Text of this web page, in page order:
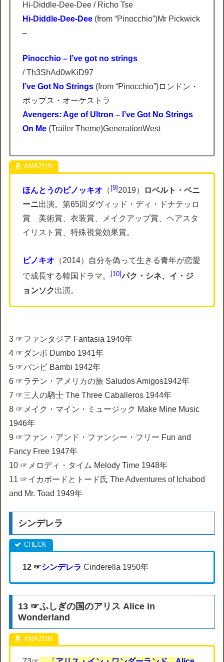
Hi-Diddle-Dee-Dee / Richo Tse
Hi-Diddle-Dee-Dee (from “Pinocchio”)Mr Pickwick
–
Pinocchio – I’ve got no strings
/ Th3ShAd0wKiD97
I’ve Got No Strings (from “Pinocchio”)ロンドン・
ポップス・オーケストラ
Avengers: Age of Ultron – I’ve Got No Strings
On Me (Trailer Theme)GenerationWest
ほんとうのピノッキオ （ 9 2019）
ロベルト・ベニ
ーニ出演。第65回ダヴィッド・ディ・ドナテッロ
賞 美術賞、衣装賞、メイクアップ賞、ヘアスタ
イリスト賞、特殊視覚効果賞。
ピノキオ （2014）自分を偽って生きる青年が恋愛
で成長する韓国ドラマ。
10 パク・シネ、イ・ジ
ョンソク出演。
3 ☞ファンタジア Fantasia 1940年
4 ☞ダンボ Dumbo 1941年
5 ☞バンビ Bambi 1942年
6 ☞ラテン・アメリカの旅 Saludos Amigos1942年
7 ☞三人の騎士 The Three Caballeros 1944年
8 ☞メイク・マイン・ミュージック Make Mine Music
1946年
9 ☞ファン・アンド・ファンシー・フリー Fun and
Fancy Free 1947年
10 ☞メロディ・タイム Melody Time 1948年
11 ☞イカボードとトード氏 The Adventures of Ichabod
and Mr. Toad 1949年
シンデレラ
12 ☞シンデレラ Cinderella 1950年
13 ☞ふしぎの国のアリス Alice in
Wonderland